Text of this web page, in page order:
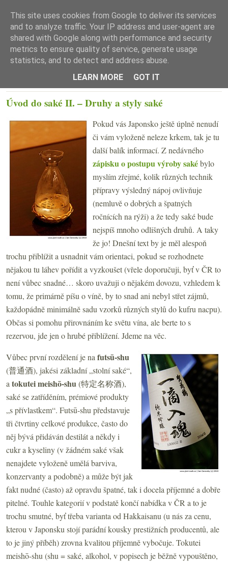
☰ Menu
Úvod do saké II. – Druhy a styly saké
Pokud vás Japonsko ještě úplně nenudí
či vám vyloženě neleze krkem, tak je tu
další balík informací. Z nedávného
zápisku o postupu výroby sakébylo
myslím zřejmé, kolik různých technik
přípravy výsledný nápoj ovlivňuje
(nemluvě o dobrých a špatných
ročnících na rýži) a že tedy saké bude
nejspíš mnoho odlišných druhů. A taky
že jo! Dnešní text by je měl alespoň
trochu přiblížit a usnadnit vám orientaci, pokud se rozhodnete
nějakou tu láhev pořídit a vyzkoušet (vřele doporučuji, byť v ČR to
není vůbec snadné… skoro uvažuji o nějakém dovozu, vzhledem k
tomu, že primárně píšu o víně, by to snad ani nebyl střet zájmů,
každopádně minimálně sadu vzorků různých stylů do kufru nacpu).
Občas si pomohu přirovnáním ke světu vína, ale berte to s
rezervou, jde jen o hrubé přiblížení. Jdeme na věc.
Vůbec první rozdělení je na futsū-shu
(普通酒), jakési základní „stolní saké“,
a tokutei meishō-shu(特定名称酒),
saké se zatříděním, prémiové produkty
„s přívlastkem“. Futsū-shu představuje
tři čtvrtiny celkové produkce, často do
něj bývá přidáván destilát a někdy i
cukr a kyseliny (v žádném saké však
nenajdete vyloženě umělá barviva,
konzervanty a podobně) a může být jak
fakt nudné (často) až opravdu špatné, tak i docela příjemné a dobře
pitelné. Touhle kategorií v podstatě končí nabídka v ČR a to je
trochu smutné, byť třeba varianta od Hakkaisanu (u nás za cenu,
kterou v Japonsku stojí parádní kousky prestižních producentů, ale
to je jiný příběh) zrovna kvalitou příjemně vybočuje. Tokutei
meishō-shu (shu = saké, alkohol, v popisech je běžně vypouštěno,
This site uses cookies from Google to deliver its services
and to analyze traffic. Your IP address and user-agent are
shared with Google along with performance and security
metrics to ensure quality of service, generate usage
statistics, and to detect and address abuse.
LEARN MORE
GOT IT